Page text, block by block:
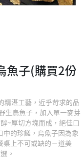
魚子(購買2份
精湛工藝，近乎苛求的品
生烏魚子，加入單一麥芽
~厚切方塊而成，絕佳口
的珍饈，烏魚子因為象
上不可或缺的ㄧ道美
。